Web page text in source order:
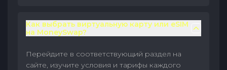
Как выбрать виртуальную карту или eSIM
на MoneySwap?
Перейдите в соответствующий раздел на
сайте, изучите условия и тарифы каждого